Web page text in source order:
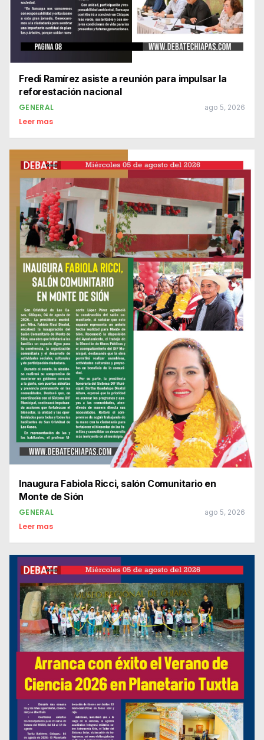
Fredi Ramírez asiste a reunión para impulsar la
reforestación nacional
GENERAL ago 5, 2026
Leer mas
Inaugura Fabiola Ricci, salón Comunitario en
Monte de Sión
GENERAL ago 5, 2026
Leer mas